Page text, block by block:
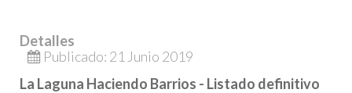
Detalles
Publicado: 21 Junio 2019
La Laguna Haciendo Barrios - Listado definitivo